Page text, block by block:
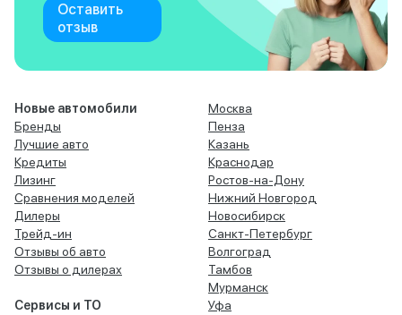
Оставить
отзыв
Новые автомобили
Бренды
Лучшие авто
Кредиты
Лизинг
Сравнения моделей
Дилеры
Трейд-ин
Отзывы об авто
Отзывы о дилерах
Сервисы и ТО
Москва
Пенза
Казань
Краснодар
Ростов-на-Дону
Нижний Новгород
Новосибирск
Санкт-Петербург
Волгоград
Тамбов
Мурманск
Уфа